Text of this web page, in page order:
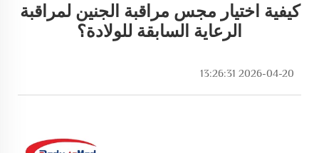
كيفية اختيار مجس مراقبة الجنين لمراقبة
الرعاية السابقة للولادة؟
2026-04-20 13:26:31